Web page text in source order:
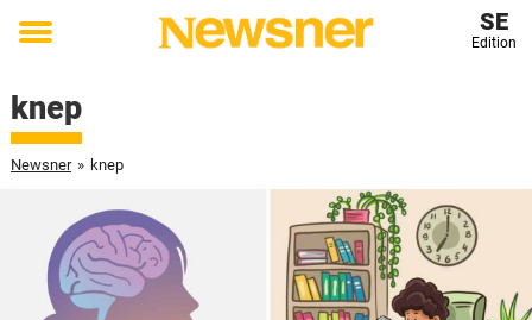
Toggle
SE
Edition
knep
Newsner » knep